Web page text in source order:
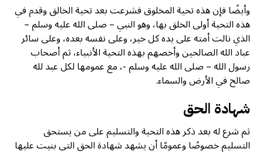
وأيضًا فإن هذه تحية المخلوق فشرعت بعد تحية الخالق وقدم في
هذه التحية أولى الخلق بها، وهو النبي – صلى الله عليه وسلم –
الذي نالت أمته على يده كل خير، وعلى نفسه بعده، وعلى سائر
عباد الله الصالحين وأخصهم بهذه التحية الأنبياء، ثم أصحاب
رسول الله – صلى الله عليه وسلم -، مع عمومها لكل عبد لله
صالح في الأرض والسماء.
شهادة الحق
ثم شرع له بعد ذكر هذه التحية والتسليم على من يستحق
التسليم خصوصًا وعمومًا أن يشهد شهادة الحق التي بنيت عليها